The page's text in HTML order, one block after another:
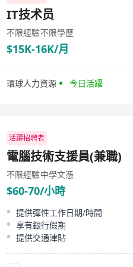
hospitality, engineering, sales &
logistics. It provides
human resource management
permanent and temporary
customized outsourcing, and
Meanwhile, Global Development
is committed to offering tailored
IT技术员
不限經驗不限學歷
$15K-16K/月
環球人力資源 今日活躍
活躍招聘者
電腦技術支援員(兼職)
不限經驗中學文憑
$60-70/小時
提供彈性工作日期/時間
享有銀行假期
提供交通津貼